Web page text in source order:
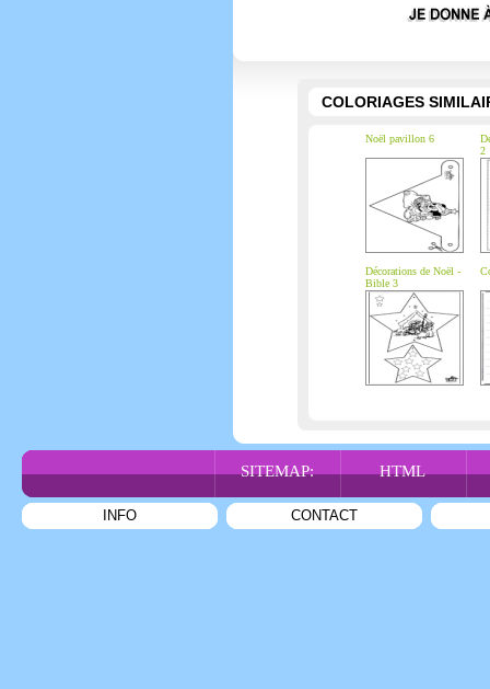
COLORIAGES
Noël pavillon 6
2
Décorations de Noël -
Bible 3
SITEMAP: HTML
INFO CONTACT